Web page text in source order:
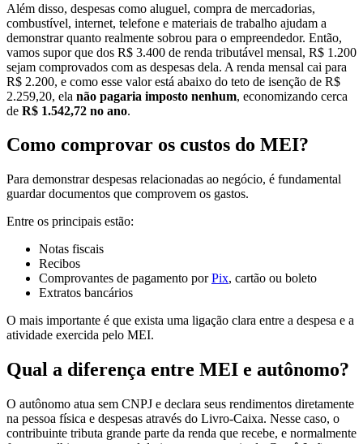
Além disso, despesas como aluguel, compra de mercadorias,
combustível, internet, telefone e materiais de trabalho ajudam a
demonstrar quanto realmente sobrou para o empreendedor. Então,
vamos supor que dos R$ 3.400 de renda tributável mensal, R$ 1.200
sejam comprovados com as despesas dela. A renda mensal cai para
R$ 2.200, e como esse valor está abaixo do teto de isenção de R$
2.259,20, ela não pagaria imposto nenhum, economizando cerca
de R$ 1.542,72 no ano.
Como comprovar os custos do MEI?
Para demonstrar despesas relacionadas ao negócio, é fundamental
guardar documentos que comprovem os gastos.
Entre os principais estão:
Notas fiscais
Recibos
Comprovantes de pagamento porPix, cartão ou boleto
Extratos bancários
O mais importante é que exista uma ligação clara entre a despesa e a
atividade exercida pelo MEI.
Qual a diferença entre MEI e autônomo?
O autônomo atua sem CNPJ e declara seus rendimentos diretamente
na pessoa física e despesas através do Livro-Caixa. Nesse caso, o
contribuinte tributa grande parte da renda que recebe, e normalmente